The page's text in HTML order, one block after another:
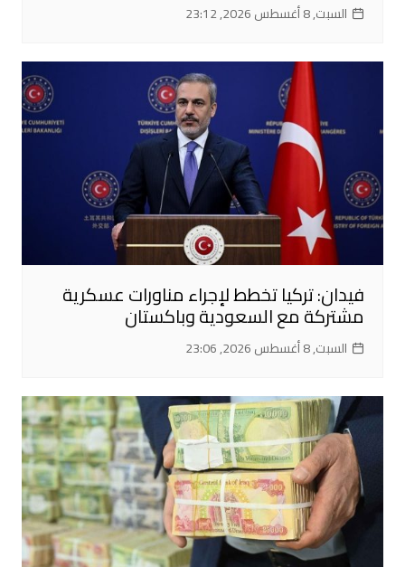
السبت, 8 أغسطس 2026, 23:12
فيدان: تركيا تخطط لإجراء مناورات عسكرية
مشتركة مع السعودية وباكستان
السبت, 8 أغسطس 2026, 23:06